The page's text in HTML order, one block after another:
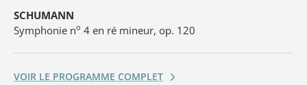
SCHUMANN
Symphonie no 4 en ré mineur, op. 120
VOIR LE PROGRAMME COMPLET